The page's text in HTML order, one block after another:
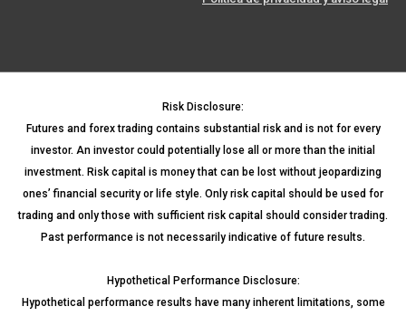
Risk Disclosure:
Futures and forex trading contains substantial risk and is not for every
investor. An investor could potentially lose all or more than the initial
investment. Risk capital is money that can be lost without jeopardizing
ones’ financial security or life style. Only risk capital should be used for
trading and only those with sufficient risk capital should consider trading.
Past performance is not necessarily indicative of future results.
Hypothetical Performance Disclosure:
Hypothetical performance results have many inherent limitations, some